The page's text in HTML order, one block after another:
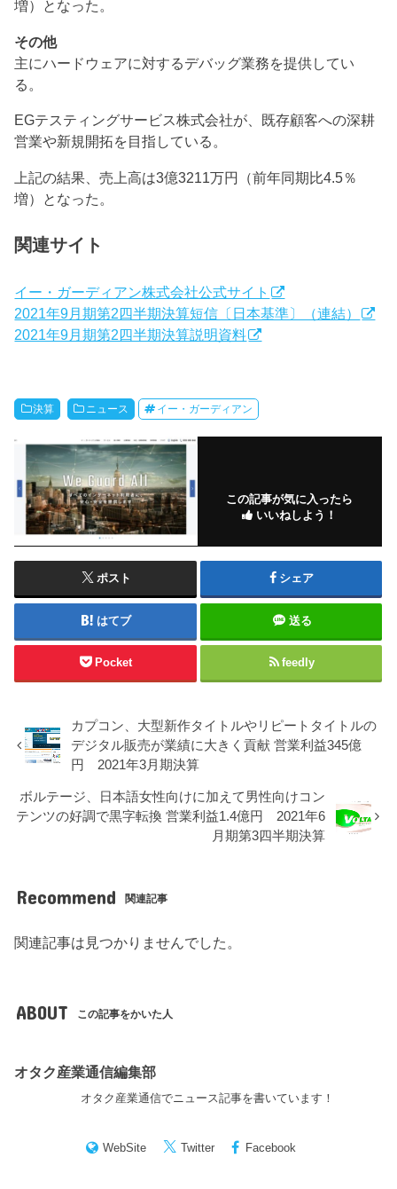
増）となった。
その他
主にハードウェアに対するデバッグ業務を提供してい
る。
EGテスティングサービス株式会社が、既存顧客への深耕
営業や新規開拓を目指している。
上記の結果、売上高は3億3211万円（前年同期比4.5％
増）となった。
関連サイト
イー・ガーディアン株式会社公式サイト
2021年9月期第2四半期決算短信〔日本基準〕（連結）
2021年9月期第2四半期決算説明資料
決算 ニュース イー・ガーディアン
この記事が気に入ったら
いいねしよう！
ポスト シェア
はてブ 送る
Pocket feedly
カプコン、大型新作タイトルやリピートタイトルの
デジタル販売が業績に大きく貢献 営業利益345億
円 2021年3月期決算
ボルテージ、日本語女性向けに加えて男性向けコン
テンツの好調で黒字転換 営業利益1.4億円 2021年6
月期第3四半期決算
Recommend 関連記事
関連記事は見つかりませんでした。
ABOUT この記事をかいた人
オタク産業通信編集部
オタク産業通信でニュース記事を書いています！
WebSite Twitter Facebook